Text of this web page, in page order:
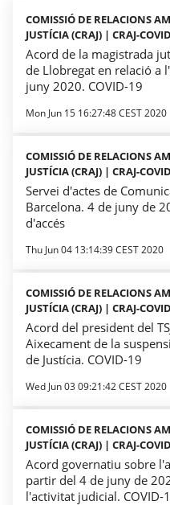
COMISSIÓ DE RELACIONS
JUSTÍCIA (CRAJ) | CRAJ-
Acord de la magistrada
de Llobregat en relació a
juny 2020. COVID-19
Mon Jun 15 16:27:48 CEST 2020
COMISSIÓ DE RELACIONS
JUSTÍCIA (CRAJ) | CRAJ-
Servei d'actes de
Barcelona. 4 de juny de
d'accés
Thu Jun 04 13:14:39 CEST 2020
COMISSIÓ DE RELACIONS
JUSTÍCIA (CRAJ) | CRAJ-
Acord del president del
Aixecament de la
de Justícia. COVID-19
Wed Jun 03 09:21:42 CEST 2020
COMISSIÓ DE RELACIONS
JUSTÍCIA (CRAJ) | CRAJ-
Acord governatiu sobre
partir del 4 de juny de
l'activitat judicial. COVID-